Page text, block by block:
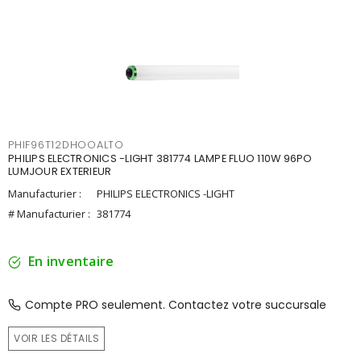
PHIF96T12DHOOALTO
PHILIPS ELECTRONICS -LIGHT 381774 LAMPE FLUO 110W 96PO
LUMJOUR EXTERIEUR
Manufacturier :
PHILIPS ELECTRONICS -LIGHT
# Manufacturier : 381774
En inventaire
Compte PRO seulement. Contactez votre succursale
VOIR LES DÉTAILS